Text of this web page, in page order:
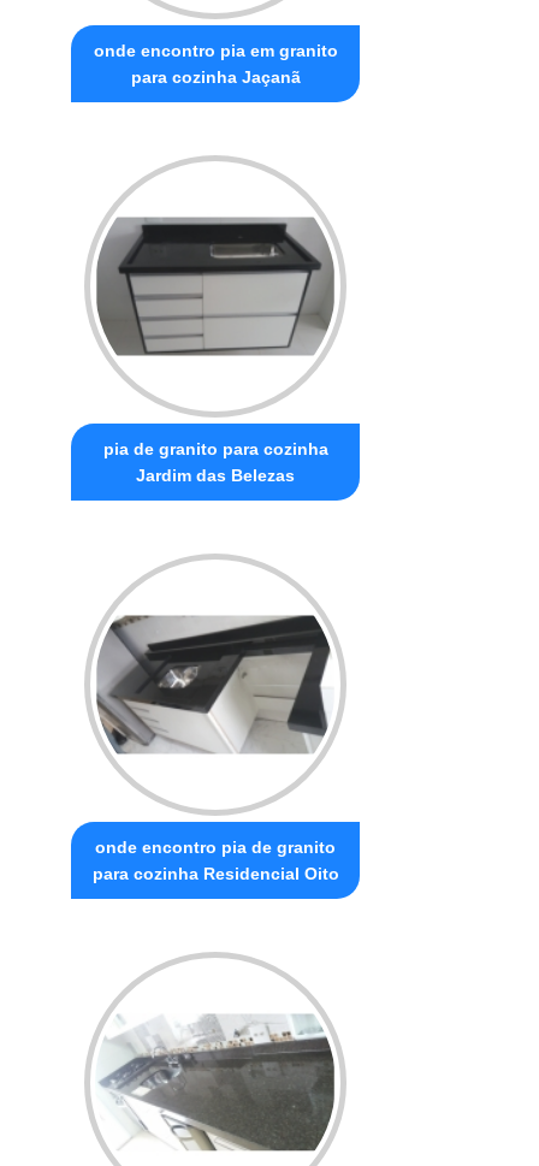
onde encontro pia em granito
para cozinha Jaçanã
pia de granito para cozinha
Jardim das Belezas
onde encontro pia de granito
para cozinha Residencial Oito